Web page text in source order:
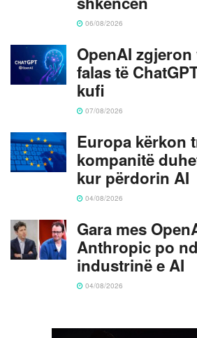
06/08/2026
OpenAI
falas të
kufi
07/08/2026
Europa kërkon
kompanitë
kur përdorin AI
04/08/2026
Gara mes
Anthropic po
industrinë e AI
04/08/2026